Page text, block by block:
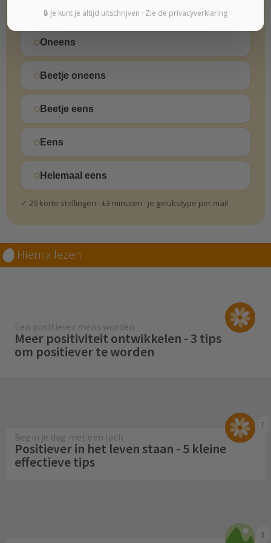
Helemaal oneens
Oneens
Beetje oneens
Beetje eens
Eens
Helemaal eens
✓ 29 korte stellingen · ±3 minuten · je gelukstype per mail
Hierna lezen
Een positiever mens worden
Meer positiviteit ontwikkelen - 3 tips
om positiever te worden
7
Begin je dag met een lach
Positiever in het leven staan - 5 kleine
effectieve tips
3
🔒 Je kunt je altijd uitschrijven · Zie de privacyverklaring